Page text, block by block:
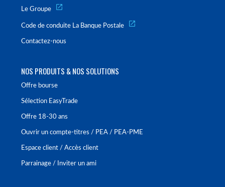
Le Groupe
Code de conduite La Banque Postale
Contactez-nous
NOS PRODUITS & NOS SOLUTIONS
Offre bourse
Sélection EasyTrade
Offre 18-30 ans
Ouvrir un compte-titres / PEA / PEA-PME
Espace client / Accès client
Parrainage / Inviter un ami